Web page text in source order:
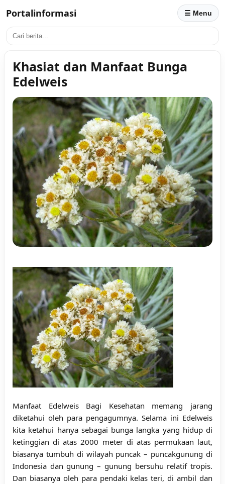
Portalinformasi ☰ Menu
Khasiat dan Manfaat Bunga
Edelweis
Manfaat Edelweis Bagi Kesehatan memang jarang
diketahui oleh para pengagumnya. Selama ini Edelweis
kita ketahui hanya sebagai bunga langka yang hidup di
ketinggian di atas 2000 meter di atas permukaan laut,
biasanya tumbuh di wilayah puncak – puncakgunung di
Indonesia dan gunung – gunung bersuhu relatif tropis.
Dan biasanya oleh para pendaki kelas teri, di ambil dan